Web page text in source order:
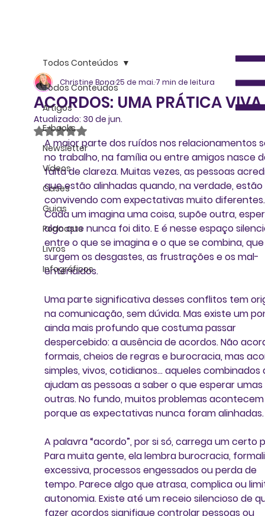
Todos Conteúdos
Artigos
E-books
Newsletter
Vídeos
Cases
Guias
Podcasts
Livros
Infográficos
Todos Conteúdos
ACORDOS: UMA PRÁTICA VIVA
Christine Bona25 de mai.7 min de leitura
Atualizado: 30 de jun.
Avaliado com NaN de 5 estrelas.
A maior parte dos ruídos nos relacionamentos
no trabalho, na família ou entre amigos nasce
falta de clareza. Muitas vezes, as pessoas
que estão alinhadas quando, na verdade, estão
convivendo com expectativas muito
Cada um imagina uma coisa, supõe outra,
algo que nunca foi dito. E é nesse espaço
entre o que se imagina e o que se combina,
surgem os desgastes, as frustrações e os mal-
entendidos.
Uma parte significativa desses conflitos tem
na comunicação, sem dúvida. Mas existe um
ainda mais profundo que costuma passar
despercebido: a ausência de acordos. Não
formais, cheios de regras e burocracia, mas
simples, vivos, cotidianos... aqueles
ajudam as pessoas a saber o que esperar
outras. No fundo, muitos problemas
porque as expectativas nunca foram alinhadas.
A palavra “acordo”, por si só, carrega um certo
Para muita gente, ela lembra burocracia,
excessiva, processos engessados ou perda de
tempo. Parece algo que atrasa, complica ou
autonomia. Existe até um receio silencioso de
fazer acordos signifique controlar pessoas ou